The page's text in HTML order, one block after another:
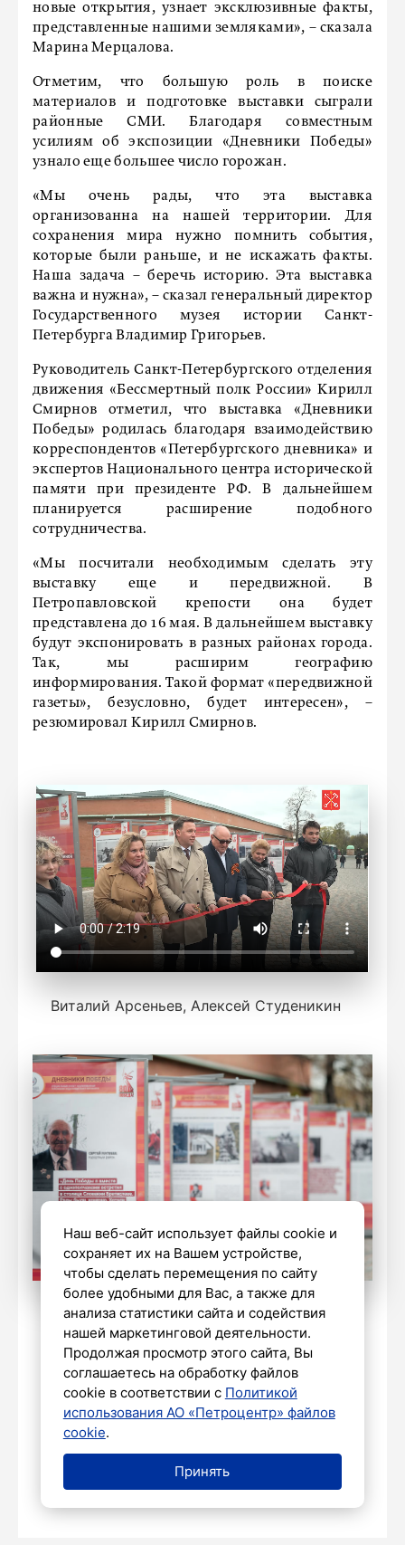
новые открытия, узнает эксклюзивные факты,
представленные нашими земляками», – сказала
Марина Мерцалова.
Отметим, что большую роль в поиске
материалов и подготовке выставки сыграли
районные СМИ. Благодаря совместным
усилиям об экспозиции «Дневники Победы»
узнало еще большее число горожан.
«Мы очень рады, что эта выставка
организованна на нашей территории. Для
сохранения мира нужно помнить события,
которые были раньше, и не искажать факты.
Наша задача – беречь историю. Эта выставка
важна и нужна», – сказал генеральный директор
Государственного музея истории Санкт-
Петербурга Владимир Григорьев.
Руководитель Санкт-Петербургского отделения
движения «Бессмертный полк России» Кирилл
Смирнов отметил, что выставка «Дневники
Победы» родилась благодаря взаимодействию
корреспондентов «Петербургского дневника» и
экспертов Национального центра исторической
памяти при президенте РФ. В дальнейшем
планируется расширение подобного
сотрудничества.
«Мы посчитали необходимым сделать эту
выставку еще и передвижной. В
Петропавловской крепости она будет
представлена до 16 мая. В дальнейшем выставку
будут экспонировать в разных районах города.
Так, мы расширим географию
информирования. Такой формат «передвижной
газеты», безусловно, будет интересен», –
резюмировал Кирилл Смирнов.
Виталий Арсеньев, Алексей Студеникин
Фото: Дмитрий Сермяжко
НАШ ГОРОД
«ПДкасты»: выпуск от 5 мая
5 мая 2025
Наш веб-сайт использует файлы cookie и
сохраняет их на Вашем устройстве,
чтобы сделать перемещения по сайту
более удобными для Вас, а также для
анализа статистики сайта и содействия
нашей маркетинговой деятельности.
Продолжая просмотр этого сайта, Вы
соглашаетесь на обработку файлов
cookie в соответствии с Политикой
использования АО «Петроцентр» файлов
cookie.
Принять